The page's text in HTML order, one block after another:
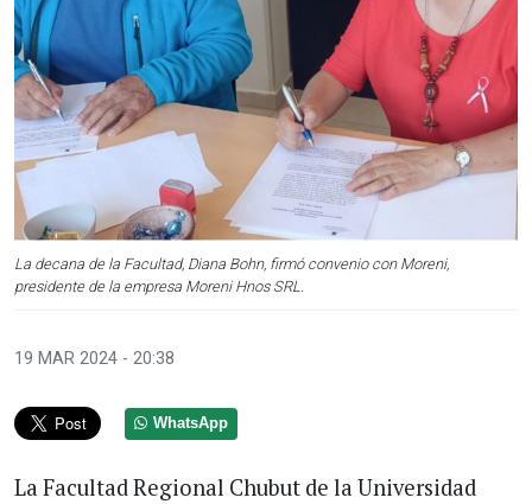
La decana de la Facultad, Diana Bohn, firmó convenio con Moreni,
presidente de la empresa Moreni Hnos SRL.
19 MAR 2024 - 20:38
WhatsApp
La Facultad Regional Chubut de la Universidad